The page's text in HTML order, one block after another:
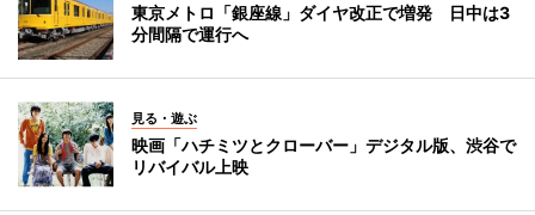
東京メトロ「銀座線」ダイヤ改正で増発 日中は3
分間隔で運行へ
見る・遊ぶ
映画「ハチミツとクローバー」デジタル版、渋谷で
リバイバル上映